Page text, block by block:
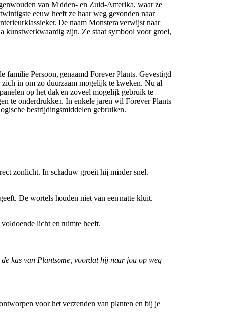
van Midden- en Zuid-Amerika, waar ze
eeuw heeft ze haar weg gevonden naar
De naam Monstera verwijst naar
kunstwerkwaardig zijn. Ze staat symbool voor groei,
Persoon, genaamd Forever Plants. Gevestigd
in om zo duurzaam mogelijk te kweken. Nu al
op het dak en zoveel mogelijk gebruik te
te onderdrukken. In enkele jaren wil Forever Plants
bestrijdingsmiddelen gebruiken.
zonlicht. In schaduw groeit hij minder snel.
De wortels houden niet van een natte kluit.
licht en ruimte heeft.
kas van Plantsome, voordat hij naar jou op weg
voor het verzenden van planten en bij je